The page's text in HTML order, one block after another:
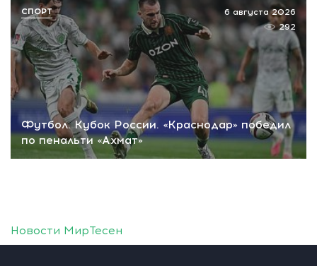
Футбол. Кубок России. «Краснодар» победил
по пенальти «Ахмат»
6 августа 2026
292
СПОРТ
Новости МирТесен